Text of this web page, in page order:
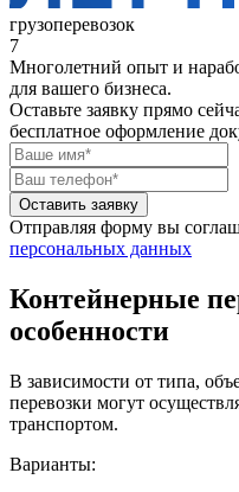
грузоперевозок
7
Многолетний опыт и
для вашего бизнеса.
Оставьте заявку прямо
бесплатное оформление
Оставить заявку
Отправляя форму вы
персональных данных
Контейнерные
особенности
В зависимости от типа,
перевозки могут
транспортом.
Варианты: